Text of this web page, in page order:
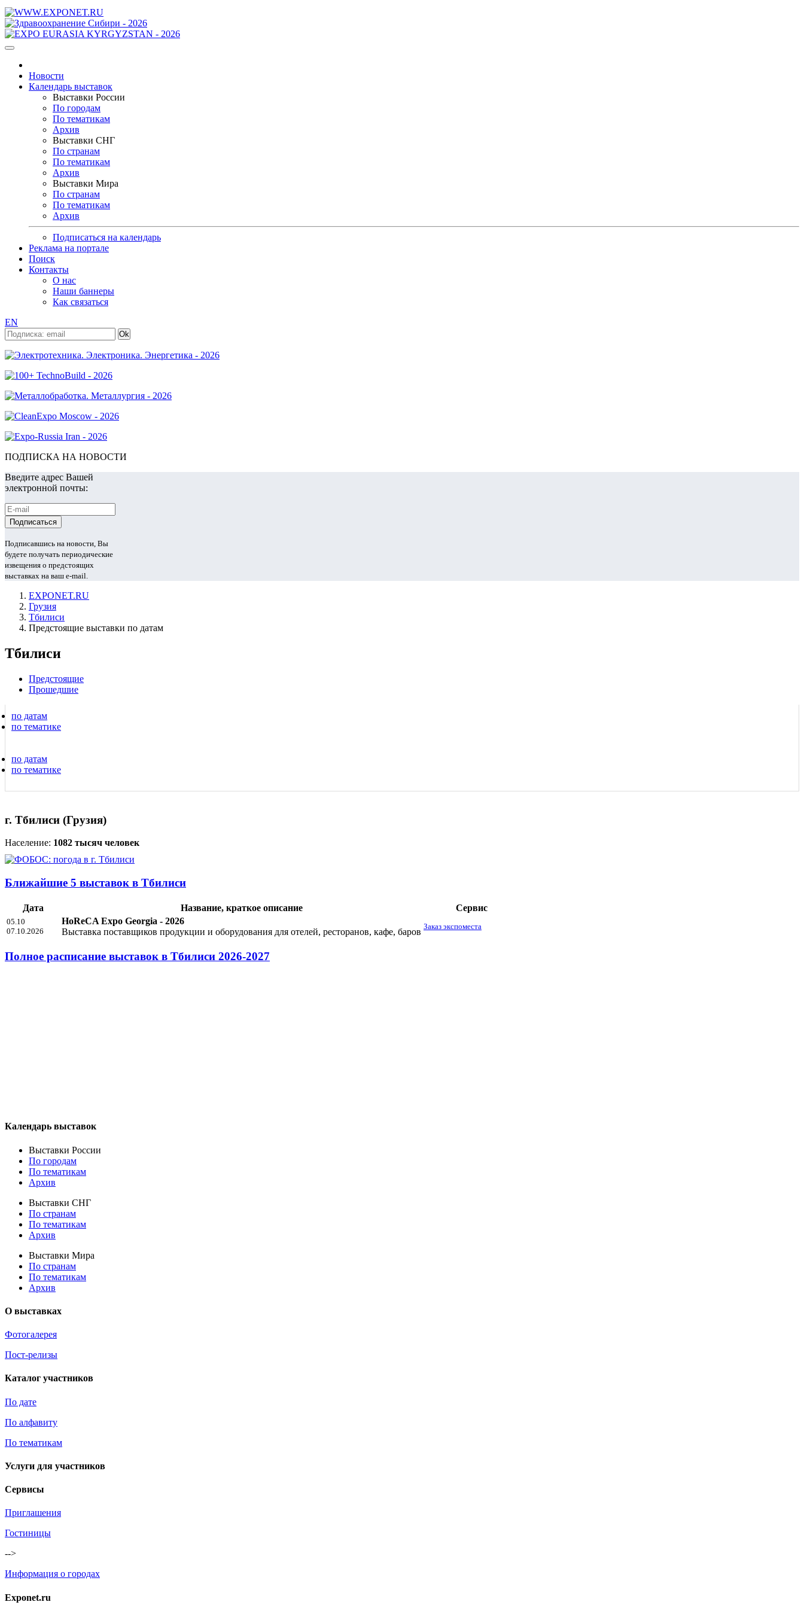
Новости
Календарь выставок
Выставки России
По городам
По тематикам
Архив
Выставки СНГ
По странам
По тематикам
Архив
Выставки Мира
По странам
По тематикам
Архив
Подписаться на календарь
Реклама на портале
Поиск
Контакты
О нас
Наши баннеры
Как связаться
EN
ПОДПИСКА НА НОВОСТИ
Введите адрес Вашей
электронной почты:
Подписавшись на новости, Вы
будете получать периодические
извещения о предстоящих
выставках на ваш e-mail.
EXPONET.RU
Грузия
Тбилиси
Предстоящие выставки по датам
Тбилиси
Предстоящие
Прошедшие
по датам
по тематике
по датам
по тематике
г. Тбилиси (Грузия)
Население: 1082 тысяч человек
Ближайшие 5 выставок в Тбилиси
Дата Название, краткое описание Сервис
05.10
07.10.2026
HoReCA Expo Georgia - 2026
Выставка поставщиков продукции и оборудования для отелей, ресторанов, кафе, баров
Заказ экспоместа
Полное расписание выставок в Тбилиси 2026-2027
Календарь выставок
Выставки России
По городам
По тематикам
Архив
Выставки СНГ
По странам
По тематикам
Архив
Выставки Мира
По странам
По тематикам
Архив
О выставках
Фотогалерея
Пост-релизы
Каталог участников
По дате
По алфавиту
По тематикам
Услуги для участников
Сервисы
Приглашения
Гостиницы
-->
Информация о городах
Exponet.ru